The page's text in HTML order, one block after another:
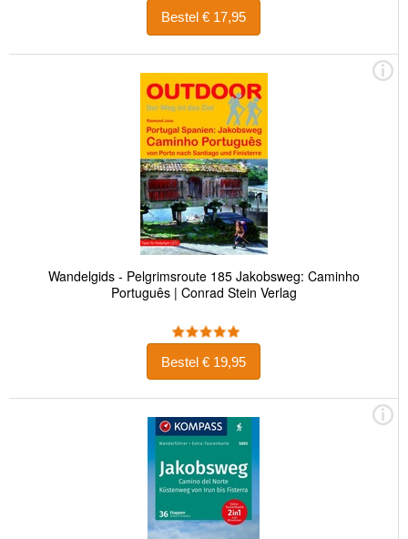
Bestel € 17,95
Wandelgids - Pelgrimsroute 185 Jakobsweg: Caminho
Português | Conrad Stein Verlag
Bestel € 19,95